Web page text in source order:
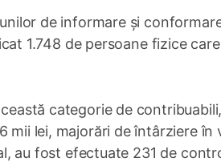
de informare și
1.748 de persoane fizice
categorie de
mii lei, majorări de întârziere în
au fost efectuate 231 de